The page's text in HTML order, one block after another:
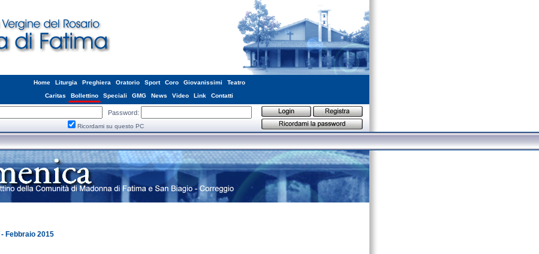
Home Liturgia Preghiera Oratorio Sport Coro Giovanissimi
Teatro
Caritas
Bollettino Speciali GMG News Video Link Contatti
Password:
Ricordami su questo PC
Febbraio 2015